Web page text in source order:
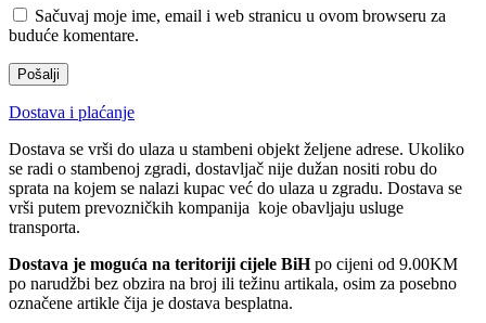
Sačuvaj moje ime, email i web stranicu u ovom browseru za
buduće komentare.
Dostava i plaćanje
Dostava se vrši do ulaza u stambeni objekt željene adrese. Ukoliko
se radi o stambenoj zgradi, dostavljač nije dužan nositi robu do
sprata na kojem se nalazi kupac već do ulaza u zgradu. Dostava se
vrši putem prevozničkih kompanija koje obavljaju usluge
transporta.
Dostava je moguća na teritoriji cijele BiHpo cijeni od 9.00KM
po narudžbi bez obzira na broj ili težinu artikala, osim za posebno
označene artikle čija je dostava besplatna.